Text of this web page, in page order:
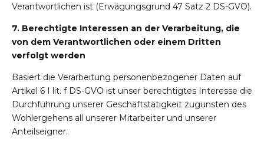
Verantwortlichen ist (Erwägungsgrund 47 Satz 2 DS-GVO).
7. Berechtigte Interessen an der Verarbeitung, die
von dem Verantwortlichen oder einem Dritten
verfolgt werden
Basiert die Verarbeitung personenbezogener Daten auf
Artikel 6 I lit. f DS-GVO ist unser berechtigtes Interesse die
Durchführung unserer Geschäftstätigkeit zugunsten des
Wohlergehens all unserer Mitarbeiter und unserer
Anteilseigner.